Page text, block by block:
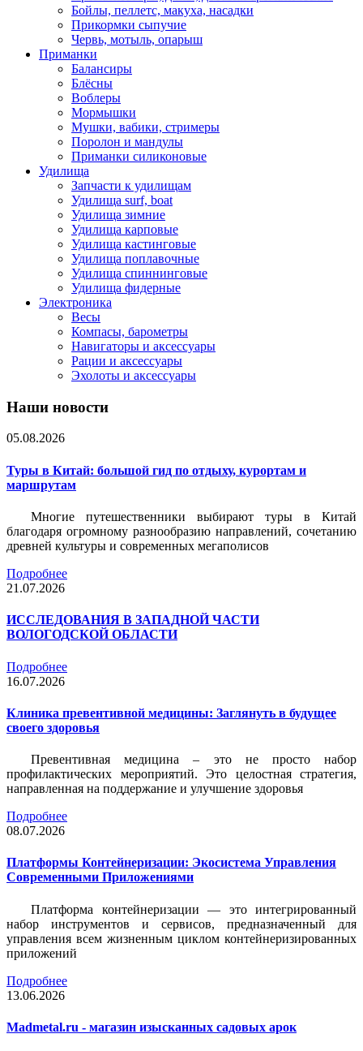
Бойлы, пеллетс, макуха, насадки
Прикормки сыпучие
Червь, мотыль, опарыш
Приманки
Балансиры
Блёсны
Воблеры
Мормышки
Мушки, вабики, стримеры
Поролон и мандулы
Приманки силиконовые
Удилища
Запчасти к удилищам
Удилища surf, boat
Удилища зимние
Удилища карповые
Удилища кастинговые
Удилища поплавочные
Удилища спиннинговые
Удилища фидерные
Электроника
Весы
Компасы, барометры
Навигаторы и аксессуары
Рации и аксессуары
Эхолоты и аксессуары
Наши новости
05.08.2026
Туры в Китай: большой гид по отдыху, курортам и
маршрутам
Многие путешественники выбирают туры в Китай
благодаря огромному разнообразию направлений, сочетанию
древней культуры и современных мегаполисов
Подробнее
21.07.2026
ИССЛЕДОВАНИЯ В ЗАПАДНОЙ ЧАСТИ
ВОЛОГОДСКОЙ ОБЛАСТИ
Подробнее
16.07.2026
Клиника превентивной медицины: Заглянуть в будущее
своего здоровья
Превентивная медицина – это не просто набор
профилактических мероприятий. Это целостная стратегия,
направленная на поддержание и улучшение здоровья
Подробнее
08.07.2026
Платформы Контейнеризации: Экосистема Управления
Современными Приложениями
Платформа контейнеризации — это интегрированный
набор инструментов и сервисов, предназначенный для
управления всем жизненным циклом контейнеризированных
приложений
Подробнее
13.06.2026
Madmetal.ru - магазин изысканных садовых арок